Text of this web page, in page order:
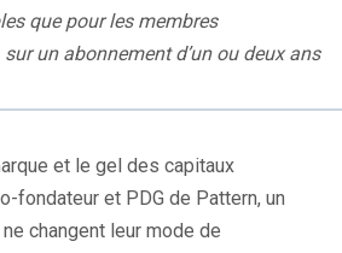
que pour les membres
un abonnement d’un ou deux ans
et le gel des capitaux
fondateur et PDG de Pattern, un
changent leur mode de